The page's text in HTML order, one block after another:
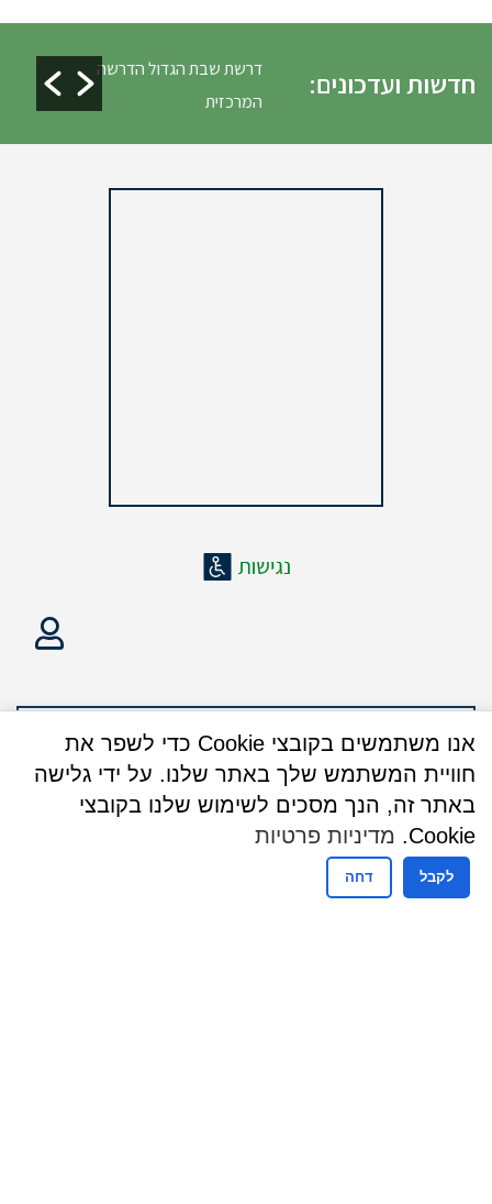
חדשות ועדכונים:
דרשת שבת הגדול הדרשה
המרכזית
אנו משתמשים בקובצי Cookie כדי לשפר את
חוויית המשתמש שלך באתר שלנו. על ידי גלישה
באתר זה, הנך מסכים לשימוש שלנו בקובצי
Cookie.
מדיניות פרטיות
לקבל דחה